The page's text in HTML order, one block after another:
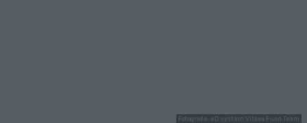
Fotografie: eD system Vltava Fund Team